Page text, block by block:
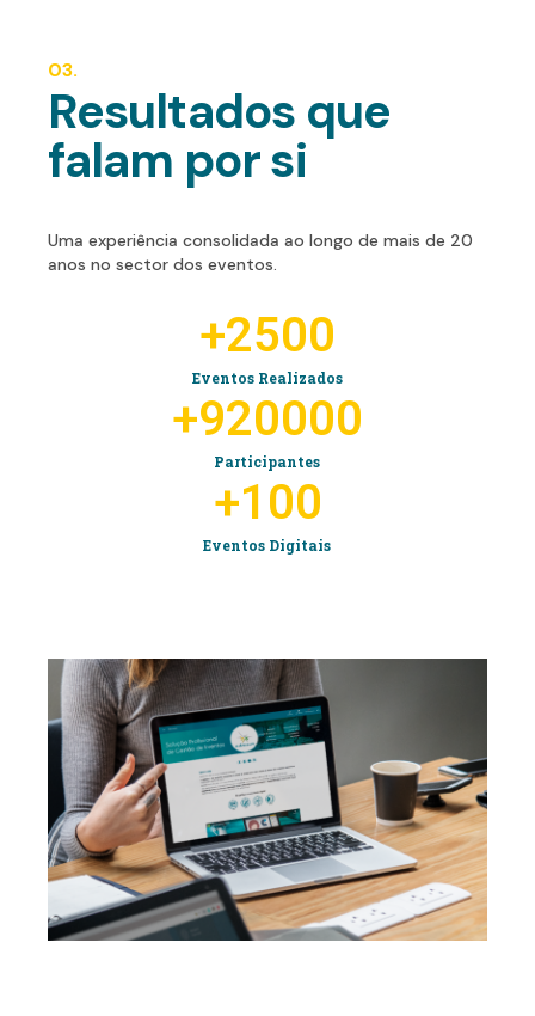
03.
Resultados que
falam por si
Uma experiência consolidada ao longo de mais de 20
anos no sector dos eventos.
Eventos Realizados
+2500
Participantes
+920000
Eventos Digitais
+100